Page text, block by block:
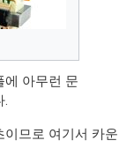
에 아무런 문
이므로 여기서 카운